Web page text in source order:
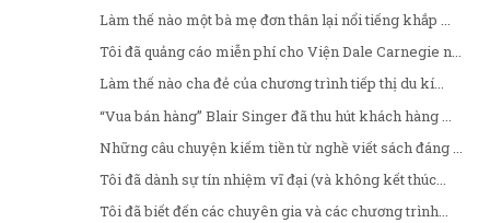
Làm thế nào một bà mẹ đơn thân lại nổi tiếng khắp ...
Tôi đã quảng cáo miễn phí cho Viện Dale Carnegie n...
Làm thế nào cha đẻ của chương trình tiếp thị du kí...
“Vua bán hàng” Blair Singer đã thu hút khách hàng ...
Những câu chuyện kiếm tiền từ nghề viết sách đáng ...
Tôi đã dành sự tín nhiệm vĩ đại (và không kết thúc...
Tôi đã biết đến các chuyên gia và các chương trình...